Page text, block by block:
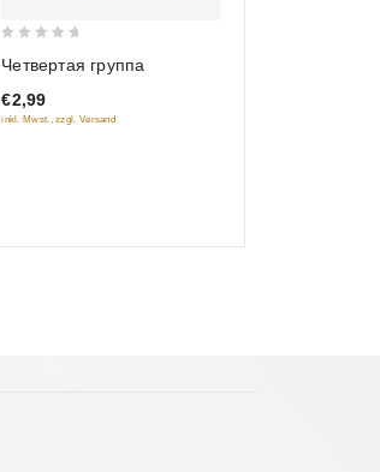
of
5
Четвертая группа
€2,99
inkl. Mwst., zzgl. Versand